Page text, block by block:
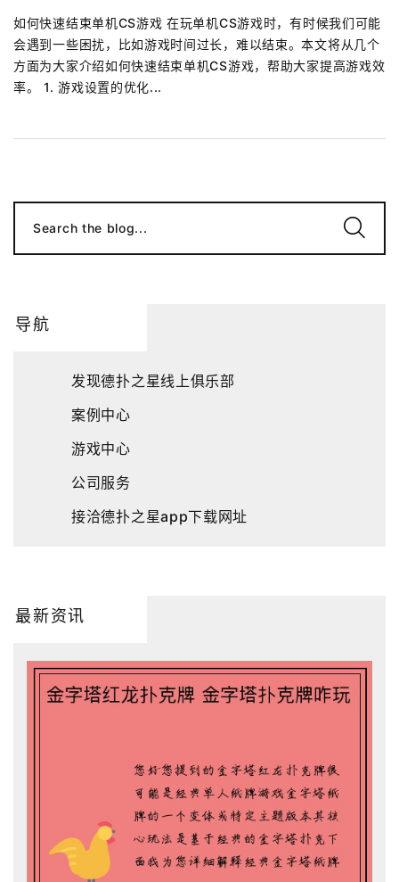
如何快速结束单机CS游戏 在玩单机CS游戏时，有时候我们可能
会遇到一些困扰，比如游戏时间过长，难以结束。本文将从几个
方面为大家介绍如何快速结束单机CS游戏，帮助大家提高游戏效
率。 1. 游戏设置的优化...
Search the blog...
导航
发现德扑之星线上俱乐部
案例中心
游戏中心
公司服务
接洽德扑之星app下载网址
最新资讯